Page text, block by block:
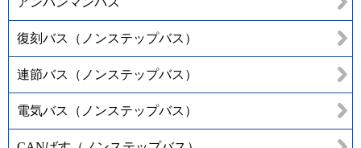
復刻バス（ノンステップバス）
連節バス（ノンステップバス）
電気バス（ノンステップバス）